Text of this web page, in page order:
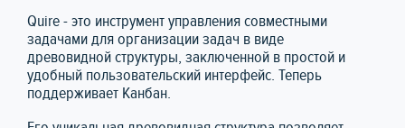
Quire - это инструмент управления совместными
задачами для организации задач в виде
древовидной структуры, заключенной в простой и
удобный пользовательский интерфейс. Теперь
поддерживает Канбан.